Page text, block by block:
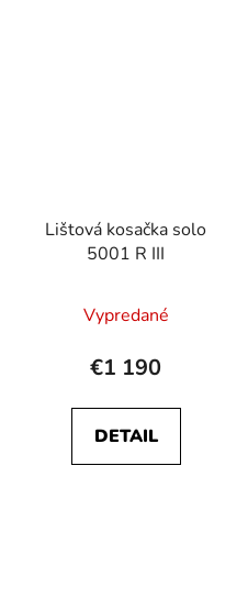
Lištová kosačka solo
5001 R III
Vypredané
€1 190
DETAIL